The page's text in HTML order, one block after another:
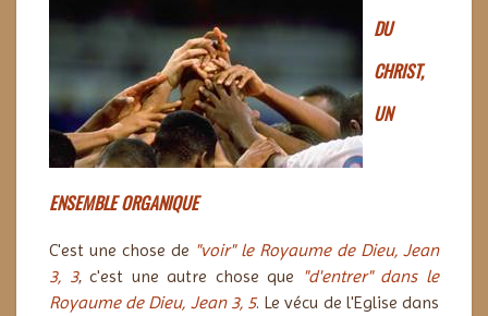
DU
CHRIST,
UN
ENSEMBLE ORGANIQUE
C'est une chose de "voir" le Royaume de Dieu, Jean
3, 3, c'est une autre chose que "d'entrer" dans le
Royaume de Dieu, Jean 3, 5. Le vécu de l'Eglise dans